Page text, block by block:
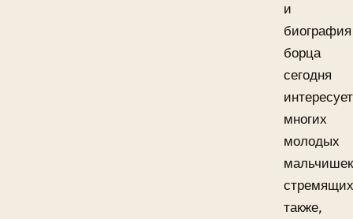
и
биография
борца
сегодня
интересует
многих
молодых
также,